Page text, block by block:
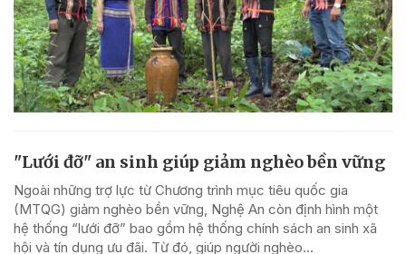
"Lưới đỡ" an sinh giúp giảm nghèo bền vững
Ngoài những trợ lực từ Chương trình mục tiêu quốc gia
(MTQG) giảm nghèo bền vững, Nghệ An còn định hình một
hệ thống “lưới đỡ” bao gồm hệ thống chính sách an sinh xã
hội và tín dụng ưu đãi. Từ đó, giúp người nghèo...